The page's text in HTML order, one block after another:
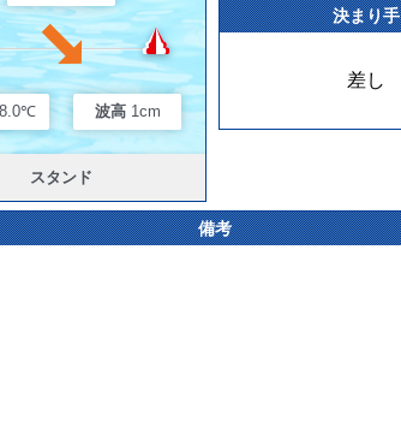
波高 1cm
スタンド
決まり手
差し
備考